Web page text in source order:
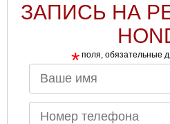
ЗАПИСЬ НА
* поля, обязательные